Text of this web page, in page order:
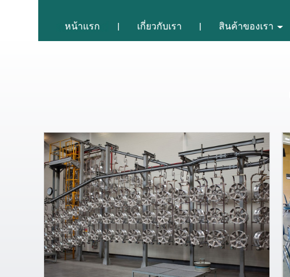
หน้าแรก เกี่ยวกับเรา สินค้าของเรา